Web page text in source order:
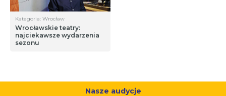
Kategoria: Wrocław
Wrocławskie teatry:
najciekawsze wydarzenia
sezonu
Nasze audycje